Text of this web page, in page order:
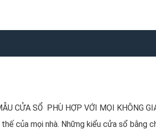
CỬA SỔ PHÙ HỢP VỚI MỌI KHÔNG
của mọi nhà. Những kiểu cửa sổ bằng